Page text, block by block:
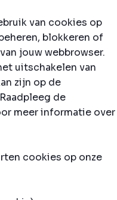
van cookies op
blokkeren of
jouw webbrowser.
uitschakelen van
zijn op de
de
meer informatie over
cookies op onze